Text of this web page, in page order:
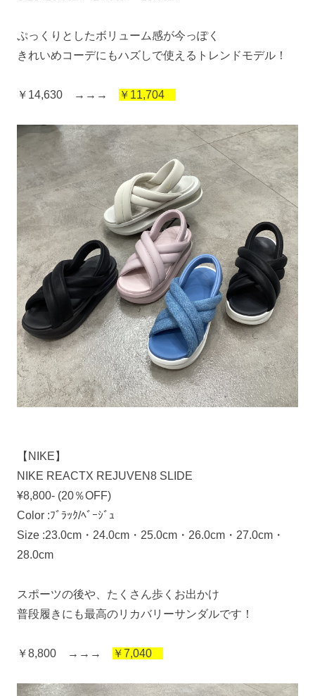
ぷっくりとしたボリューム感が今っぽく
きれいめコーデにもハズしで使えるトレンドモデル！
￥14,630 →→→ ￥11,704
【NIKE】
NIKE REACTX REJUVEN8 SLIDE
¥8,800- (20％OFF)
Color :ﾌﾞﾗｯｸ/ﾍﾞｰｼﾞｭ
Size :23.0cm・24.0cm・25.0cm・26.0cm・27.0cm・
28.0cm
スポーツの後や、たくさん歩くお出かけ
普段履きにも最高のリカバリーサンダルです！
￥8,800 →→→ ￥7,040